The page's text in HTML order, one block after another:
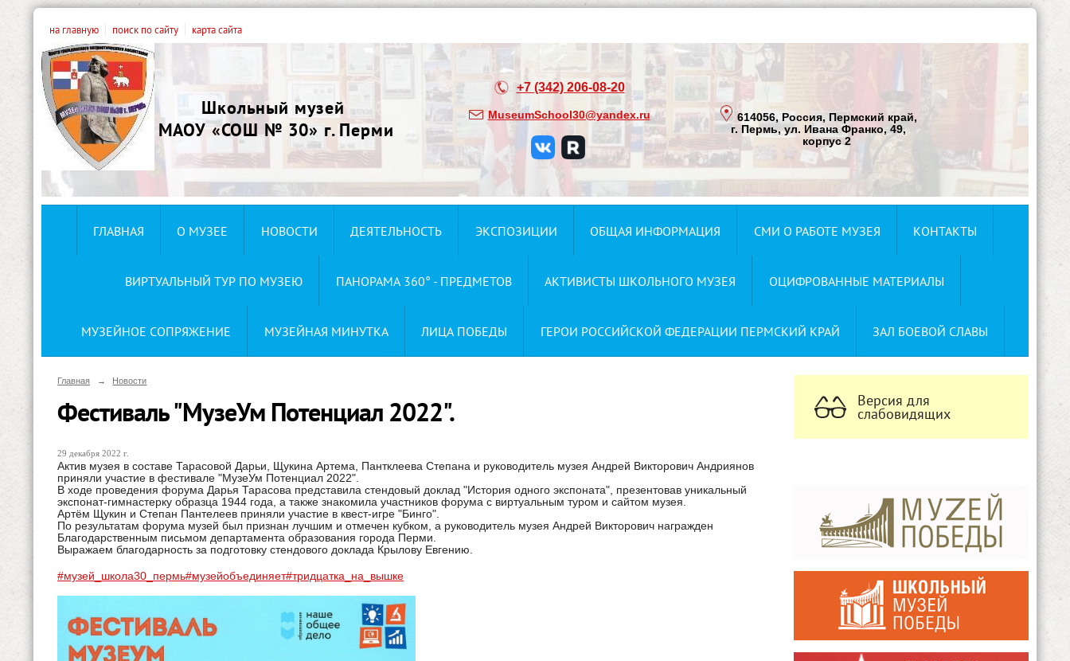
на главную поиск по сайту карта сайта
Школьный музей
МАОУ «СОШ № 30» г. Перми
+7 (342) 206-08-20
MuseumSchool30@yandex.ru
614056, Россия, Пермский край,
г. Пермь, ул. Ивана Франко, 49,
корпус 2
ГЛАВНАЯ О МУЗЕЕ НОВОСТИ ДЕЯТЕЛЬНОСТЬ ЭКСПОЗИЦИИ ОБЩАЯ ИНФОРМАЦИЯ СМИ О РАБОТЕ МУЗЕЯ КОНТАКТЫ
ВИРТУАЛЬНЫЙ ТУР ПО МУЗЕЮ ПАНОРАМА 360° - ПРЕДМЕТОВ АКТИВИСТЫ ШКОЛЬНОГО МУЗЕЯ ОЦИФРОВАННЫЕ МАТЕРИАЛЫ
МУЗЕЙНОЕ СОПРЯЖЕНИЕ МУЗЕЙНАЯ МИНУТКА ЛИЦА ПОБЕДЫ ГЕРОИ РОССИЙСКОЙ ФЕДЕРАЦИИ ПЕРМСКИЙ КРАЙ ЗАЛ БОЕВОЙ СЛАВЫ
Главная → Новости
Фестиваль "МузеУм Потенциал 2022".
29 декабря 2022 г.
Актив музея в составе Тарасовой Дарьи, Щукина Артема, Пантклеева Степана и руководитель музея Андрей Викторович Андриянов
приняли участие в фестивале "МузеУм Потенциал 2022".
В ходе проведения форума Дарья Тарасова представила стендовый доклад "История одного экспоната", презентовав уникальный
экспонат-гимнастерку образца 1944 года, а также знакомила участников форума с виртуальным туром и сайтом музея.
Артём Щукин и Степан Пантелеев приняли участие в квест-игре "Бинго".
По результатам форума музей был признан лучшим и отмечен кубком, а руководитель музея Андрей Викторович награжден
Благодарственным письмом департамента образования города Перми.
Выражаем благодарность за подготовку стендового доклада Крылову Евгению.
#музей_школа30_пермь#музейобъединяет#тридцатка_на_вышке
Версия для
слабовидящих